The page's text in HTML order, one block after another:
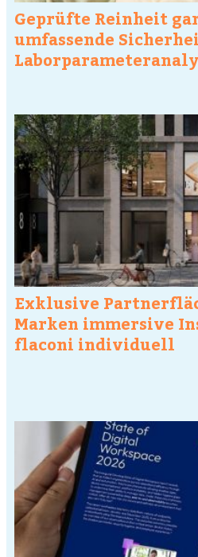
Geprüfte Reinheit
umfassende
Exklusive
Marken immersive
flaconi individuell